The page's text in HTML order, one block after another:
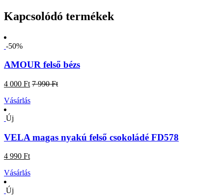
Kapcsolódó termékek
-50%
AMOUR felső bézs
4 000 Ft 7 990 Ft
Vásárlás
Új
VELA magas nyakú felső csokoládé FD578
4 990 Ft
Vásárlás
Új